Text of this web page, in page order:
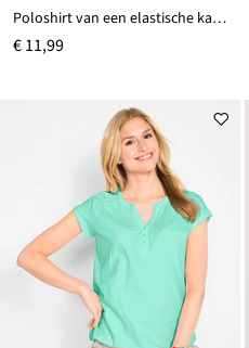
Poloshirt van een elastische katoenmix
€ 11,99